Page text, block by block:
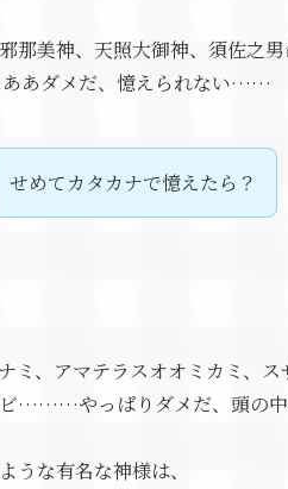
那美神、天照大御神、須佐之
あダメだ、憶えられない……
せめてカタカナで憶えたら？
ミ、アマテラスオオミカミ、
ビ………やっぱりダメだ、頭の
うな有名な神様は、